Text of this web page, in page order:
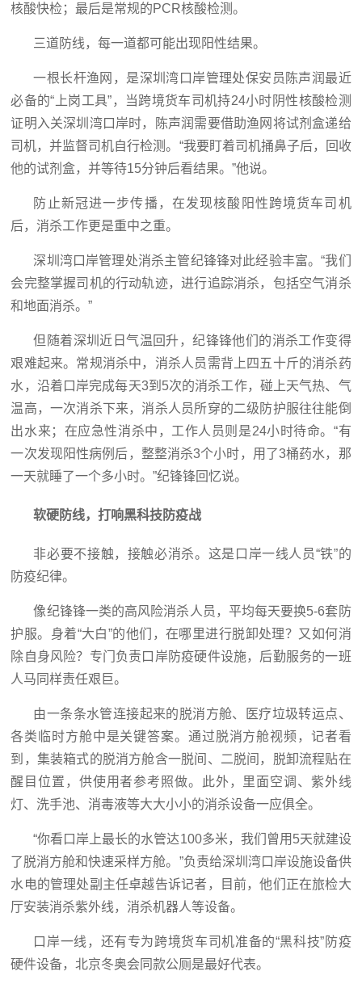
核酸快检；最后是常规的PCR核酸检测。
三道防线，每一道都可能出现阳性结果。
一根长杆渔网，是深圳湾口岸管理处保安员陈声润最近
必备的“上岗工具”，当跨境货车司机持24小时阴性核酸检测
证明入关深圳湾口岸时，陈声润需要借助渔网将试剂盒递给
司机，并监督司机自行检测。“我要盯着司机捅鼻子后，回收
他的试剂盒，并等待15分钟后看结果。”他说。
防止新冠进一步传播，在发现核酸阳性跨境货车司机
后，消杀工作更是重中之重。
深圳湾口岸管理处消杀主管纪锋锋对此经验丰富。“我们
会完整掌握司机的行动轨迹，进行追踪消杀，包括空气消杀
和地面消杀。”
但随着深圳近日气温回升，纪锋锋他们的消杀工作变得
艰难起来。常规消杀中，消杀人员需背上四五十斤的消杀药
水，沿着口岸完成每天3到5次的消杀工作，碰上天气热、气
温高，一次消杀下来，消杀人员所穿的二级防护服往往能倒
出水来；在应急性消杀中，工作人员则是24小时待命。“有
一次发现阳性病例后，整整消杀3个小时，用了3桶药水，那
一天就睡了一个多小时。”纪锋锋回忆说。
软硬防线，打响黑科技防疫战
非必要不接触，接触必消杀。这是口岸一线人员“铁”的
防疫纪律。
像纪锋锋一类的高风险消杀人员，平均每天要换5-6套防
护服。身着“大白”的他们，在哪里进行脱卸处理？又如何消
除自身风险？专门负责口岸防疫硬件设施，后勤服务的一班
人马同样责任艰巨。
由一条条水管连接起来的脱消方舱、医疗垃圾转运点、
各类临时方舱中是关键答案。通过脱消方舱视频，记者看
到，集装箱式的脱消方舱含一脱间、二脱间，脱卸流程贴在
醒目位置，供使用者参考照做。此外，里面空调、紫外线
灯、洗手池、消毒液等大大小小的消杀设备一应俱全。
“你看口岸上最长的水管达100多米，我们曾用5天就建设
了脱消方舱和快速采样方舱。”负责给深圳湾口岸设施设备供
水电的管理处副主任卓越告诉记者，目前，他们正在旅检大
厅安装消杀紫外线，消杀机器人等设备。
口岸一线，还有专为跨境货车司机准备的“黑科技”防疫
硬件设备，北京冬奥会同款公厕是最好代表。